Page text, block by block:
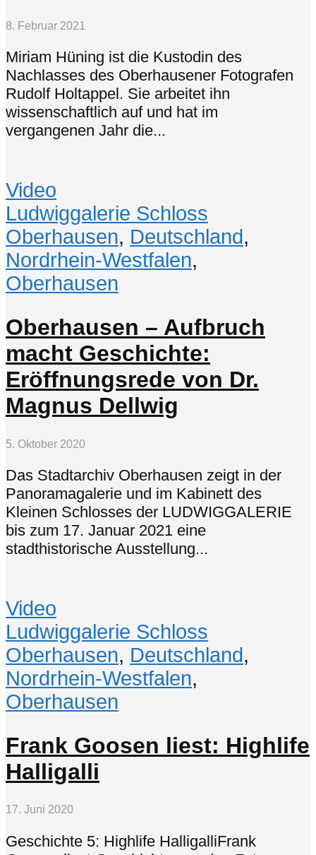
8. Februar 2021
Miriam Hüning ist die Kustodin des
Nachlasses des Oberhausener Fotografen
Rudolf Holtappel. Sie arbeitet ihn
wissenschaftlich auf und hat im
vergangenen Jahr die...
Video
Ludwiggalerie Schloss
Oberhausen, Deutschland,
Nordrhein-Westfalen,
Oberhausen
Oberhausen – Aufbruch
macht Geschichte:
Eröffnungsrede von Dr.
Magnus Dellwig
5. Oktober 2020
Das Stadtarchiv Oberhausen zeigt in der
Panoramagalerie und im Kabinett des
Kleinen Schlosses der LUDWIGGALERIE
bis zum 17. Januar 2021 eine
stadthistorische Ausstellung...
Video
Ludwiggalerie Schloss
Oberhausen, Deutschland,
Nordrhein-Westfalen,
Oberhausen
Frank Goosen liest: Highlife
Halligalli
17. Juni 2020
Geschichte 5: Highlife HalligalliFrank